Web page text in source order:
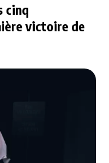
cinq
victoire de